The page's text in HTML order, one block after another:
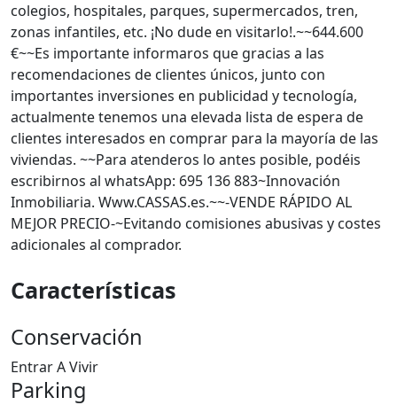
colegios, hospitales, parques, supermercados, tren,
zonas infantiles, etc. ¡No dude en visitarlo!.~~644.600
€~~Es importante informaros que gracias a las
recomendaciones de clientes únicos, junto con
importantes inversiones en publicidad y tecnología,
actualmente tenemos una elevada lista de espera de
clientes interesados en comprar para la mayoría de las
viviendas. ~~Para atenderos lo antes posible, podéis
escribirnos al whatsApp: 695 136 883~Innovación
Inmobiliaria. Www.CASSAS.es.~~-VENDE RÁPIDO AL
MEJOR PRECIO-~Evitando comisiones abusivas y costes
adicionales al comprador.
Características
Conservación
Entrar A Vivir
Parking